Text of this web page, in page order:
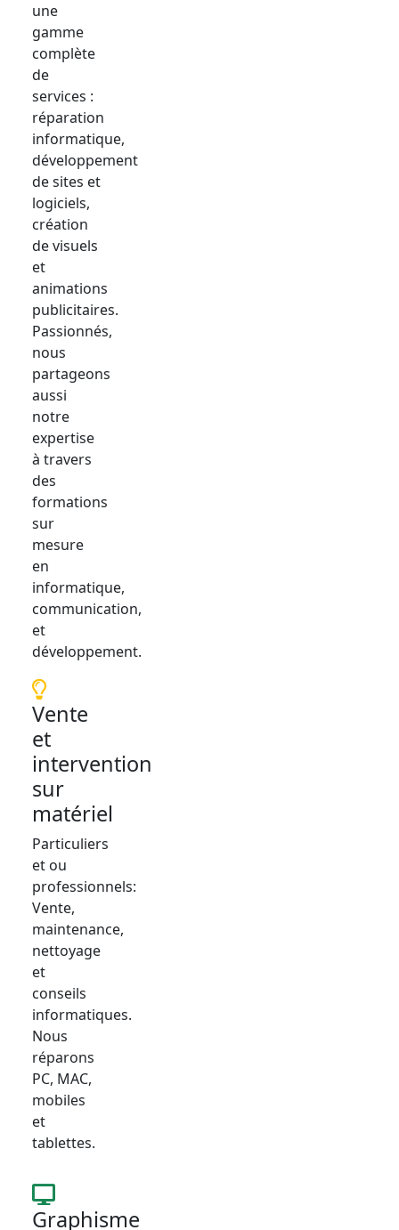
une
gamme
complète
de
services :
réparation
informatique,
développement
de sites et
logiciels,
création
de visuels
et
animations
publicitaires.
Passionnés,
nous
partageons
aussi
notre
expertise
à travers
des
formations
sur
mesure
en
informatique,
communication,
et
développement.
Vente
et
intervention
sur
matériel
Particuliers
et ou
professionnels:
Vente,
maintenance,
nettoyage
et
conseils
informatiques.
Nous
réparons
PC, MAC,
mobiles
et
tablettes.
Graphisme